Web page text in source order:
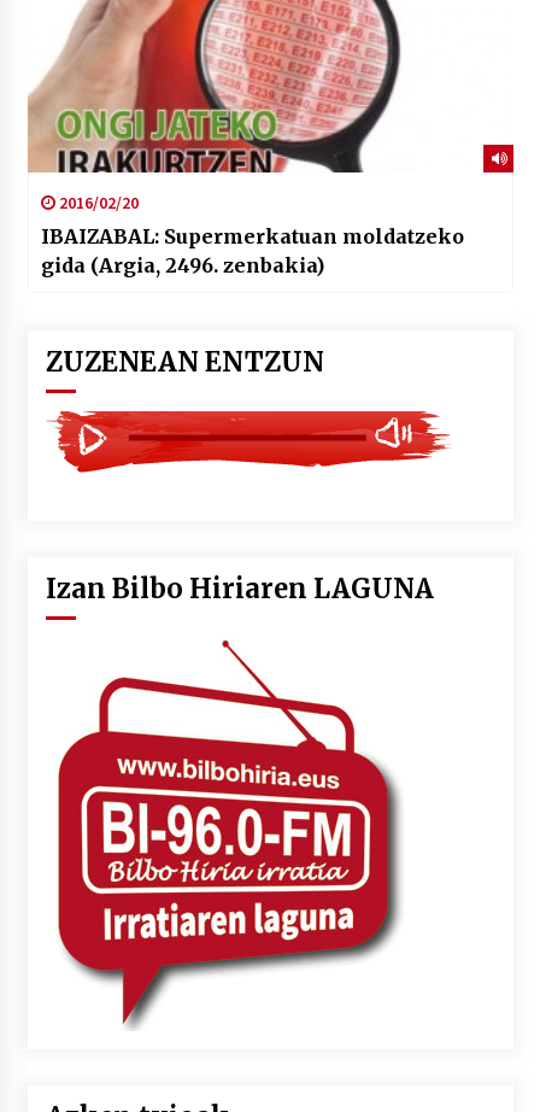
2016/02/20
IBAIZABAL: Supermerkatuan moldatzeko
gida (Argia, 2496. zenbakia)
ZUZENEAN ENTZUN
Izan Bilbo Hiriaren LAGUNA